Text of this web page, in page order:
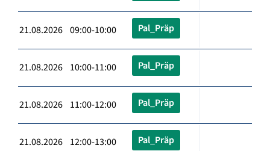
21.08.2026 09:00-10:00 Pal_Präp
21.08.2026 10:00-11:00 Pal_Präp
21.08.2026 11:00-12:00 Pal_Präp
21.08.2026 12:00-13:00 Pal_Präp